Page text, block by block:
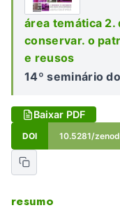
área temática
conservar. o
e reusos
14º seminário
Baixar PDF
DOI 10.5281/
resumo